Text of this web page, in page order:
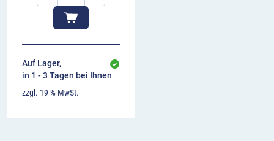
Auf Lager,
in 1 - 3 Tagen bei Ihnen
zzgl. 19 % MwSt.